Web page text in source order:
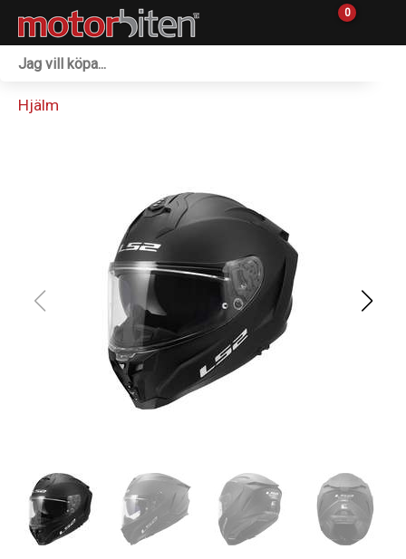
0
Reservdelar
Hjälm